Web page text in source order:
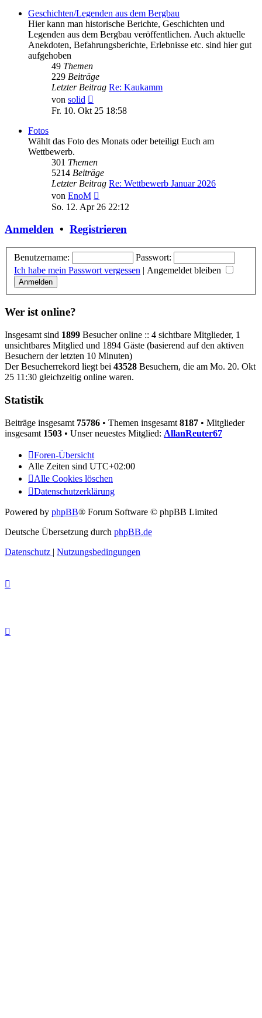
Geschichten/Legenden aus dem Bergbau
Hier kann man historische Berichte, Geschichten und
Legenden aus dem Bergbau veröffentlichen. Auch aktuelle
Anekdoten, Befahrungsberichte, Erlebnisse etc. sind hier gut
aufgehoben
49 Themen
229 Beiträge
Letzter Beitrag Re: Kaukamm
von solid
Beitrag
Fr. 10. Okt 25 18:58
Fotos
Wählt das Foto des Monats oder beteiligt Euch am
Wettbewerb.
301 Themen
5214 Beiträge
Letzter Beitrag Re: Wettbewerb Januar 2026
von EnoM
Beitrag
So. 12. Apr 26 22:12
Anmelden • Registrieren
Benutzername:
Passwort:
Ich habe mein Passwort vergessen | Angemeldet bleiben
Wer ist online?
Insgesamt sind 1899 Besucher online :: 4 sichtbare Mitglieder, 1
unsichtbares Mitglied und 1894 Gäste (basierend auf den aktiven
Besuchern der letzten 10 Minuten)
Der Besucherrekord liegt bei 43528 Besuchern, die am Mo. 20. Okt
25 11:30 gleichzeitig online waren.
Statistik
Beiträge insgesamt 75786 • Themen insgesamt 8187 • Mitglieder
insgesamt 1503 • Unser neuestes Mitglied: AllanReuter67
Foren-Übersicht
Alle Zeiten sind UTC+02:00
Alle Cookies löschen
Datenschutzerklärung
Powered by phpBB® Forum Software © phpBB Limited
Deutsche Übersetzung durch phpBB.de
Datenschutz | Nutzungsbedingungen